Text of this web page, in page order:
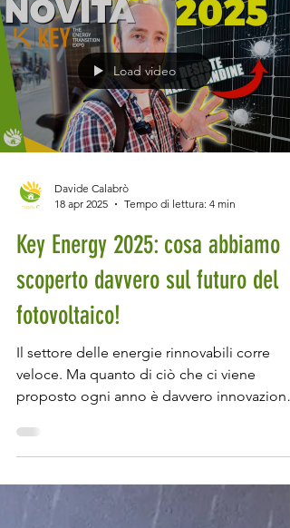
sia un kWh. E nel mezzo ci sei tu, che vuoi
una casa bella, comoda, efficiente,
sostenibile, magari pure 100% elettrica e
senza gas. Sì, certo. Buona fortuna. Ma sai
una cosa? S
Load video
Davide Calabrò
18 apr 2025
Tempo di lettura: 4 min
Key Energy 2025: cosa abbiamo
scoperto davvero sul futuro del
fotovoltaico!
Il settore delle energie rinnovabili corre
veloce. Ma quanto di ciò che ci viene
proposto ogni anno è davvero innovazione,